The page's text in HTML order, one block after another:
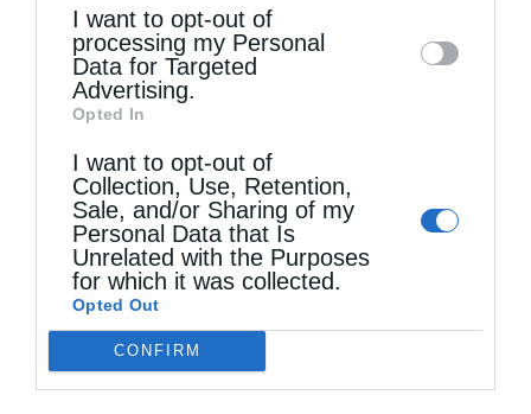
disclose it to other third parties.
I want to opt-out of
processing my Personal
Data for Targeted
Advertising.
Opted In
I want to opt-out of
Collection, Use, Retention,
Sale, and/or Sharing of my
Personal Data that Is
Unrelated with the Purposes
for which it was collected.
Opted Out
CONFIRM
Τελευταία άρθρα
Ιερά Παράκληση προς την Υπεραγία Θεοτόκο στα
Φαβριανά Μονοφατσίου
Θεία Λειτουργία στην Παναγιά Πεδιάδος
Θεία Λειτουργία στο Μασταμπά Ηρακλείου